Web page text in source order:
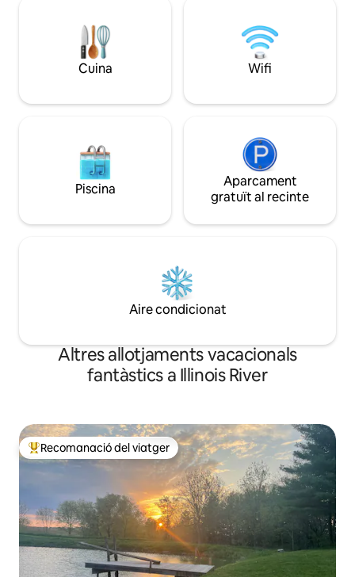
aventures a l'aire lliure i a gaudir dels
encantadors restaurants i de
l'entreteniment de la zona per a una
escapada veritablement rejovenidora. Si
se en un entorn
local i la
moment se sent màgic.
estada d'una
Cuina Wifi
Piscina
Aparcament
gratuït al recinte
Aire condicionat
Altres allotjaments vacacionals
fantàstics a Illinois River
Principals recomanacions dels viatgers
Recomanació del viatger